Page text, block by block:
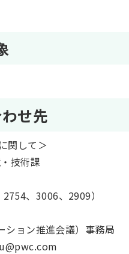
せ先
関して＞
技術課
、3006、2909）
ション推進会議）事務局